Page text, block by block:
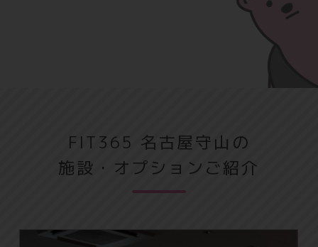
FIT365 名古屋守山の
施設・オプションご紹介